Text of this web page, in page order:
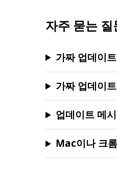
자주 묻는 질
가짜 업데이
가짜 업데이
업데이트 메
Mac이나 크